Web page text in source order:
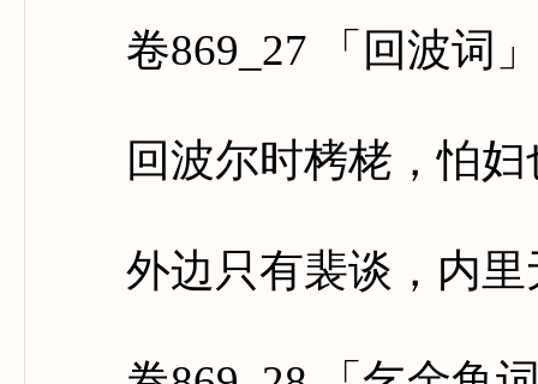
卷869_27 「回波词」
回波尔时栲栳，怕妇
外边只有裴谈，内里